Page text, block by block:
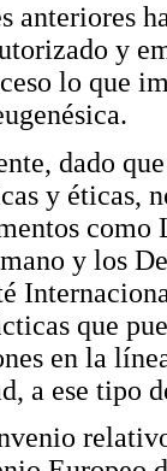
anteriores
y
lo que
dado
y éticas,
y los
que
en la
a ese tipo